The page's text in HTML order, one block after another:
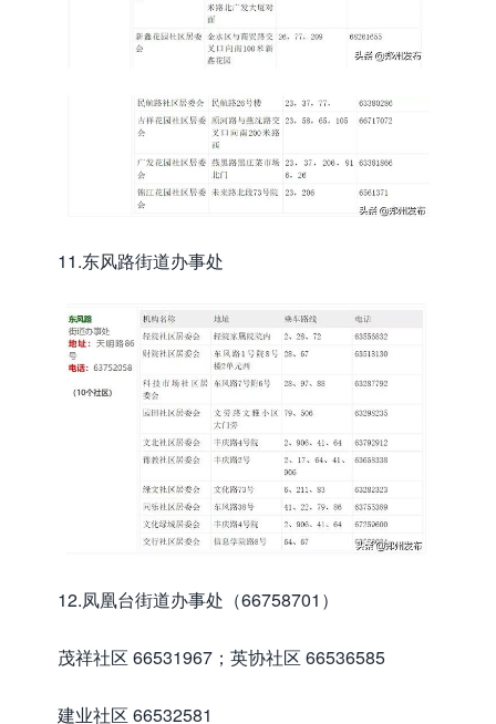
11.东风路街道办事处
12.凤凰台街道办事处（66758701）
茂祥社区 66531967；英协社区 66536585
建业社区 66532581